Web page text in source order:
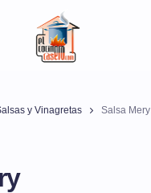
y Vinagretas Salsa Mery